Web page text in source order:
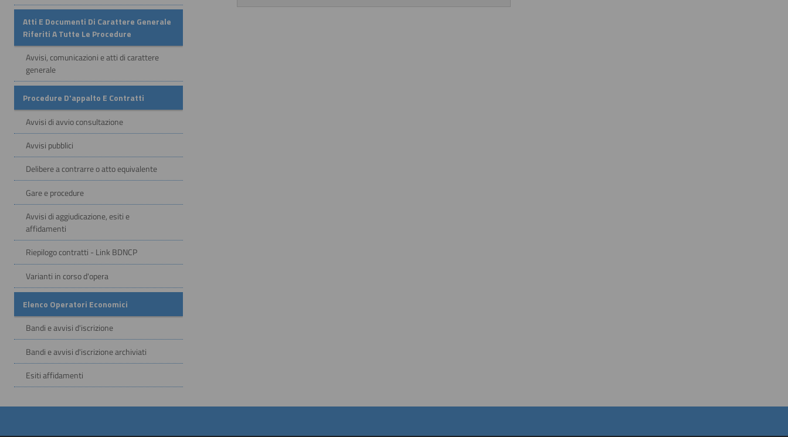
Atti E Documenti Di Carattere Generale
Riferiti A Tutte Le Procedure
Avvisi, comunicazioni e atti di carattere
generale
Procedure D'appalto E Contratti
Avvisi di avvio consultazione
Avvisi pubblici
Delibere a contrarre o atto equivalente
Gare e procedure
Avvisi di aggiudicazione, esiti e
affidamenti
Riepilogo contratti - Link BDNCP
Varianti in corso d'opera
Elenco Operatori Economici
Bandi e avvisi d'iscrizione
Bandi e avvisi d'iscrizione archiviati
Esiti affidamenti